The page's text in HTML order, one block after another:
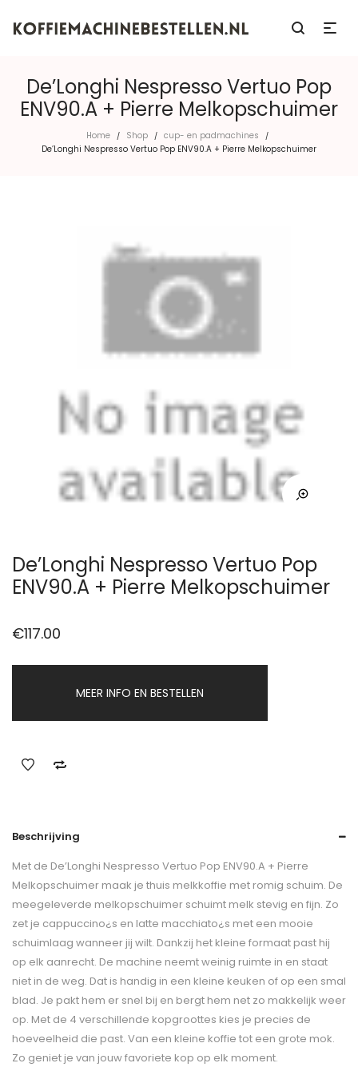
De’Longhi Nespresso Vertuo Pop
ENV90.A + Pierre Melkopschuimer
Home / Shop / cup- en padmachines /
De’Longhi Nespresso Vertuo Pop ENV90.A + Pierre Melkopschuimer
De’Longhi Nespresso Vertuo Pop
ENV90.A + Pierre Melkopschuimer
€117.00
MEER INFO EN BESTELLEN
Beschrijving
Met de De’Longhi Nespresso Vertuo Pop ENV90.A + Pierre
Melkopschuimer maak je thuis melkkoffie met romig schuim. De
meegeleverde melkopschuimer schuimt melk stevig en fijn. Zo
zet je cappuccino¿s en latte macchiato¿s met een mooie
schuimlaag wanneer jij wilt. Dankzij het kleine formaat past hij
op elk aanrecht. De machine neemt weinig ruimte in en staat
niet in de weg. Dat is handig in een kleine keuken of op een smal
blad. Je pakt hem er snel bij en bergt hem net zo makkelijk weer
op. Met de 4 verschillende kopgroottes kies je precies de
hoeveelheid die past. Van een kleine koffie tot een grote mok.
Zo geniet je van jouw favoriete kop op elk moment.